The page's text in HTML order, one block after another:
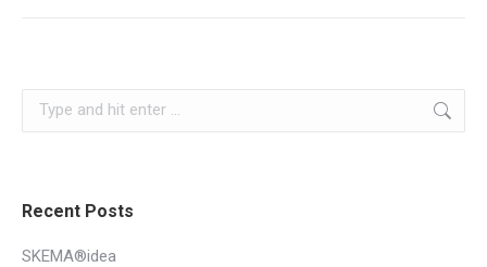
Search:
Recent Posts
SKEMA®idea